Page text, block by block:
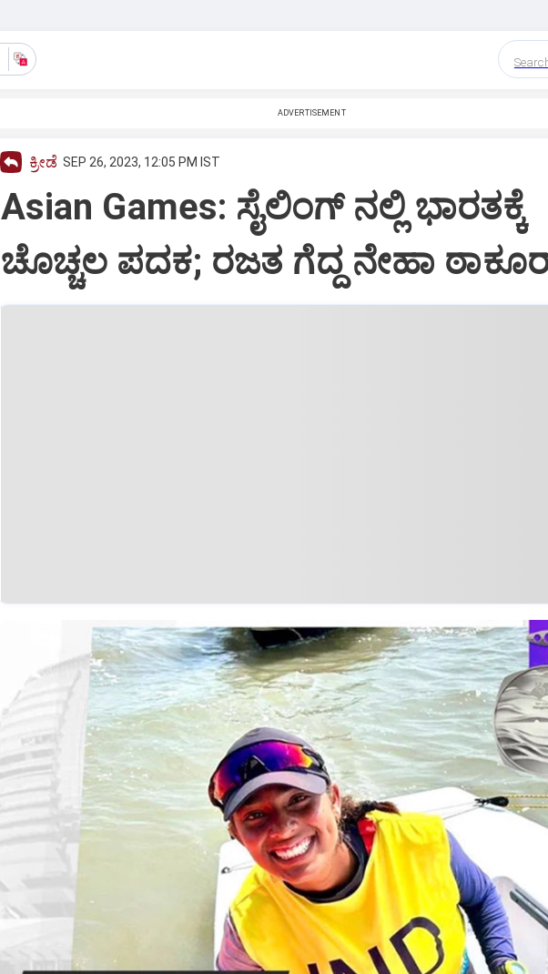
ADVERTISEMENT
ಕ್ರೀಡೆ SEP 26, 2023, 12:05 PM IST
Asian Games: ಸೈಲಿಂಗ್ ನಲ್ಲಿ ಭಾರತಕ್ಕೆ
ಚೊಚ್ಚಲ ಪದಕ; ರಜತ ಗೆದ್ದ ನೇಹಾ